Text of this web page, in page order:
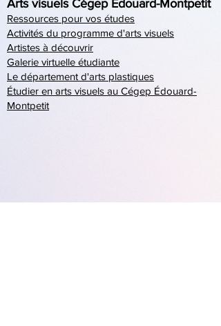
Arts visuels Cégep Édouard-Montpetit
Ressources pour vos études
Activités du programme d'arts visuels
Artistes à découvrir
Galerie virtuelle étudiante
Le département d'arts plastiques
Étudier en arts visuels au Cégep Édouard-
Montpetit